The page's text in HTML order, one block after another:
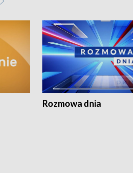
Rozmowa dnia